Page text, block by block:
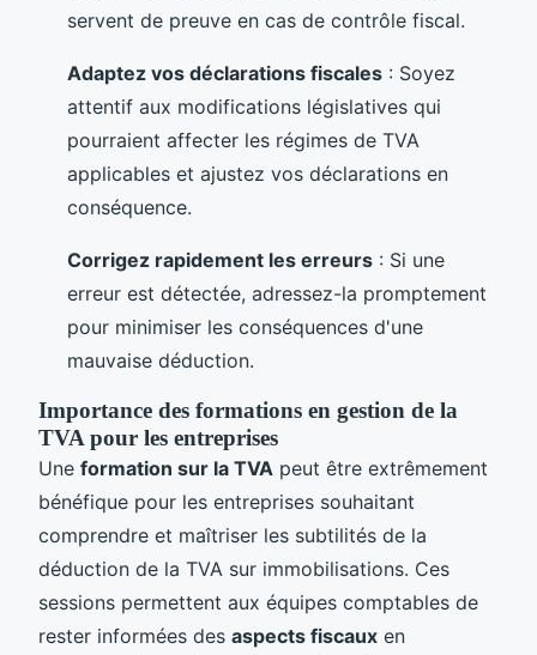
servent de preuve en cas de contrôle fiscal.
Adaptez vos déclarations fiscales : Soyez
attentif aux modifications législatives qui
pourraient affecter les régimes de TVA
applicables et ajustez vos déclarations en
conséquence.
Corrigez rapidement les erreurs : Si une
erreur est détectée, adressez-la promptement
pour minimiser les conséquences d'une
mauvaise déduction.
Importance des formations en gestion de la
TVA pour les entreprises
Une formation sur la TVA peut être extrêmement
bénéfique pour les entreprises souhaitant
comprendre et maîtriser les subtilités de la
déduction de la TVA sur immobilisations. Ces
sessions permettent aux équipes comptables de
rester informées des aspects fiscaux en